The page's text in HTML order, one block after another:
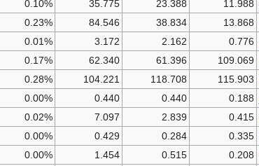
11.988
23.388
35.775
0.10%
13.868
38.834
84.546
0.23%
0.776
2.162
3.172
0.01%
109.069
61.396
62.340
0.17%
115.903
118.708
104.221
0.28%
0.188
0.440
0.440
0.00%
0.415
2.839
7.097
0.02%
0.335
0.284
0.429
0.00%
0.208
0.515
1.454
0.00%